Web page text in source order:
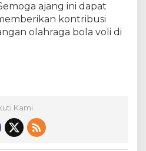
ajang ini dapat
kontribusi
olahraga bola voli di
Kami